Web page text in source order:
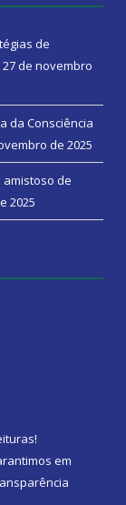
de
27 de novembro
da Consciência
de 2025
de
2025
!
em